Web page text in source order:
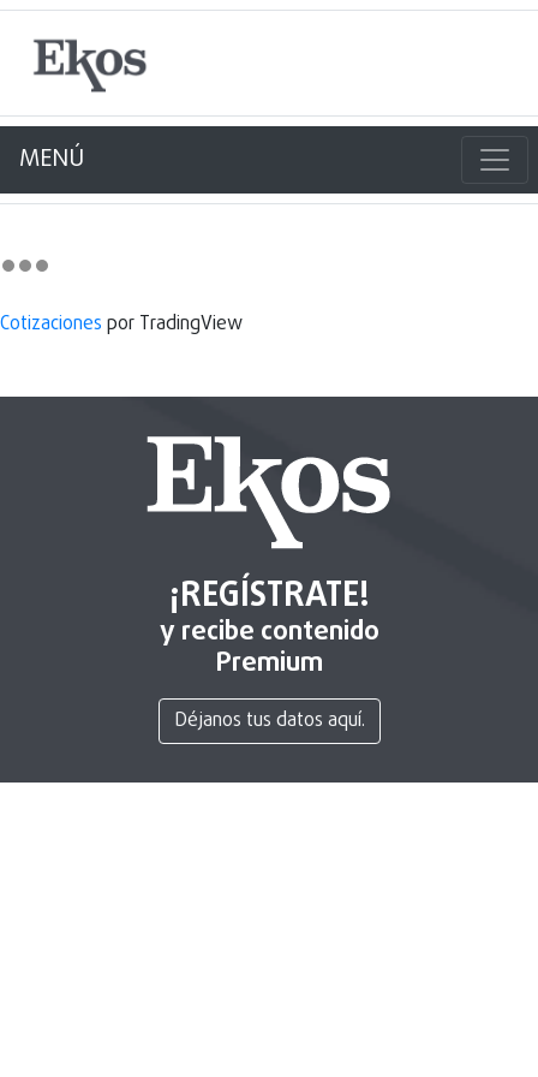
MENÚ
Cotizaciones por TradingView
¡REGÍSTRATE!
y recibe contenido
Premium
Déjanos tus datos aquí.